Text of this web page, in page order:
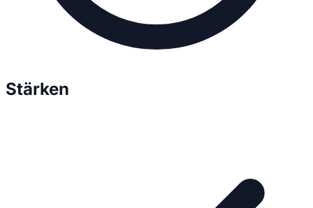
Stärken